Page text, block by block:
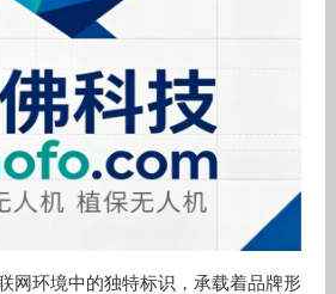
网环境中的独特标识，承载着品牌形